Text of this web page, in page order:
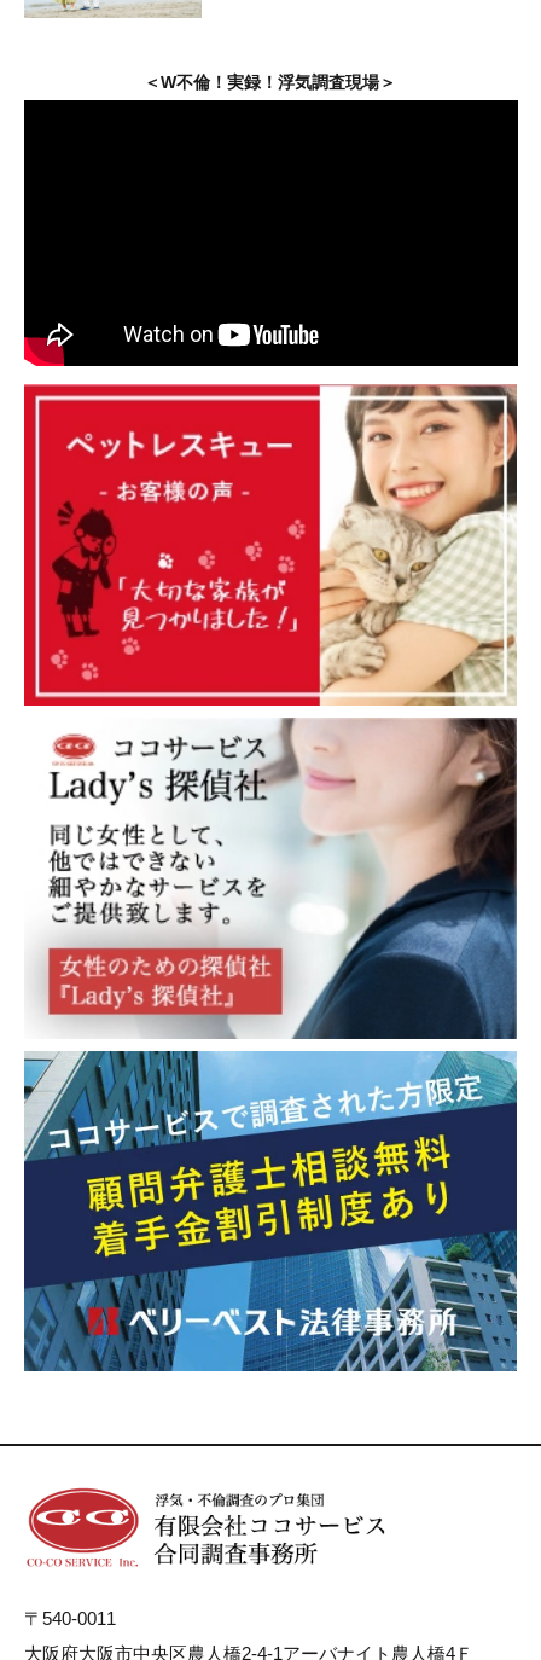
＜W不倫！実録！浮気調査現場＞
〒540-0011
大阪府大阪市中央区農人橋2-4-1アーバナイト農人橋4Ｆ